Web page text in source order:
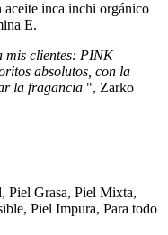
aceite inca inchi orgánico
E.
mis clientes: PINK
absolutos, con la
la fragancia ", Zarko
Piel Grasa, Piel Mixta,
Piel Impura, Para todo